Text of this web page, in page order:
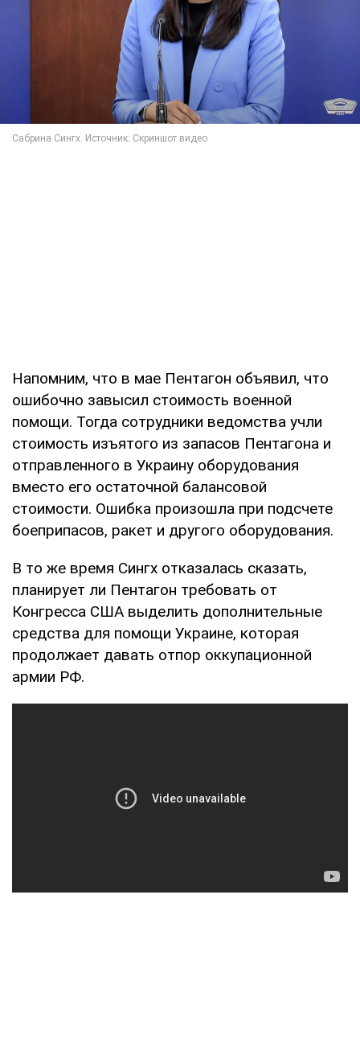
Напомним, что в мае Пентагон объявил, что
ошибочно завысил стоимость военной
помощи. Тогда сотрудники ведомства учли
стоимость изъятого из запасов Пентагона и
отправленного в Украину оборудования
вместо его остаточной балансовой
стоимости. Ошибка произошла при подсчете
боеприпасов, ракет и другого оборудования.
В то же время Сингх отказалась сказать,
планирует ли Пентагон требовать от
Конгресса США выделить дополнительные
средства для помощи Украине, которая
продолжает давать отпор оккупационной
армии РФ.